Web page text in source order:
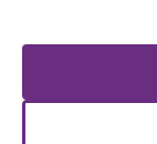
TEMPER